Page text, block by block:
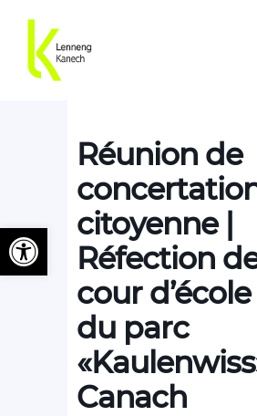
Réunion de
citoyenne |
Réfection
cour
du parc
Canach
Ouvrir la barre d’outils